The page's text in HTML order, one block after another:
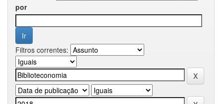
por
Filtros correntes: